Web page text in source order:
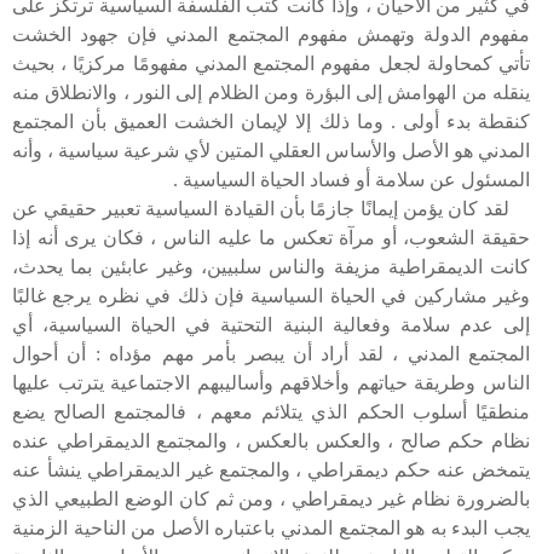
في كثير من الأحيان ، وإذا كانت كتب الفلسفة السياسية ترتكز على
مفهوم الدولة وتهمش مفهوم المجتمع المدني فإن جهود الخشت
تأتي كمحاولة لجعل مفهوم المجتمع المدني مفهومًا مركزيًا ، بحيث
ينقله من الهوامش إلى البؤرة ومن الظلام إلى النور ، والانطلاق منه
كنقطة بدء أولى . وما ذلك إلا لإيمان الخشت العميق بأن المجتمع
المدني هو الأصل والأساس العقلي المتين لأي شرعية سياسية ، وأنه
المسئول عن سلامة أو فساد الحياة السياسية .
لقد كان يؤمن إيمانًا جازمًا بأن القيادة السياسية تعبير حقيقي عن
حقيقة الشعوب، أو مرآة تعكس ما عليه الناس ، فكان يرى أنه إذا
كانت الديمقراطية مزيفة والناس سلبيين، وغير عابئين بما يحدث،
وغير مشاركين في الحياة السياسية فإن ذلك في نظره يرجع غالبًا
إلى عدم سلامة وفعالية البنية التحتية في الحياة السياسية، أي
المجتمع المدني ، لقد أراد أن يبصر بأمر مهم مؤداه : أن أحوال
الناس وطريقة حياتهم وأخلاقهم وأساليبهم الاجتماعية يترتب عليها
منطقيًا أسلوب الحكم الذي يتلائم معهم ، فالمجتمع الصالح يضع
نظام حكم صالح ، والعكس بالعكس ، والمجتمع الديمقراطي عنده
يتمخض عنه حكم ديمقراطي ، والمجتمع غير الديمقراطي ينشأ عنه
بالضرورة نظام غير ديمقراطي ، ومن ثم كان الوضع الطبيعي الذي
يجب البدء به هو المجتمع المدني باعتباره الأصل من الناحية الزمنية